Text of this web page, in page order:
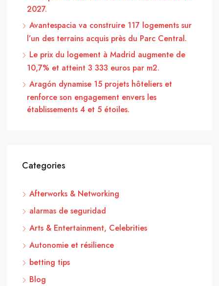
2027.
Avantespacia va construire 117 logements sur
l’un des terrains acquis près du Parc Central.
Le prix du logement à Madrid augmente de
10,7% et atteint 3 333 euros par m2.
Aragón dynamise 15 projets hôteliers et
renforce son engagement envers les
établissements 4 et 5 étoiles.
Categories
Afterworks & Networking
alarmas de seguridad
Arts & Entertainment, Celebrities
Autonomie et résilience
betting tips
Blog